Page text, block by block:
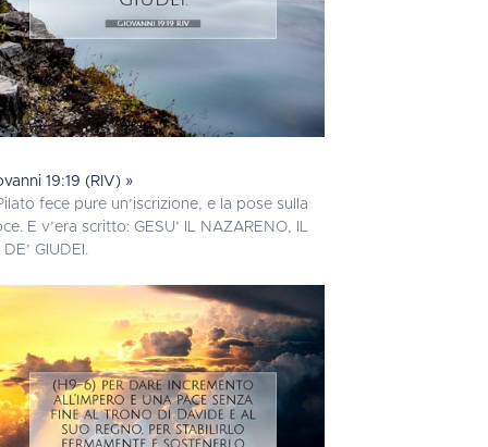
19:19 (RIV) »
fece pure un’iscrizione, e la pose sulla
E v’era scritto: GESU’ IL NAZARENO, IL
DE’ GIUDEI.